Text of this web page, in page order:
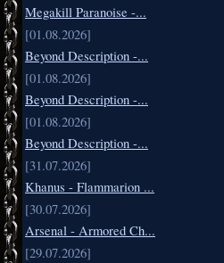
Megakill Paranoise -...
[01.08.2026]
Beyond Description -...
[01.08.2026]
Beyond Description -...
[01.08.2026]
Beyond Description -...
[31.07.2026]
Khanus - Flammarion ...
[30.07.2026]
Arsenal - Armored Ch...
[29.07.2026]